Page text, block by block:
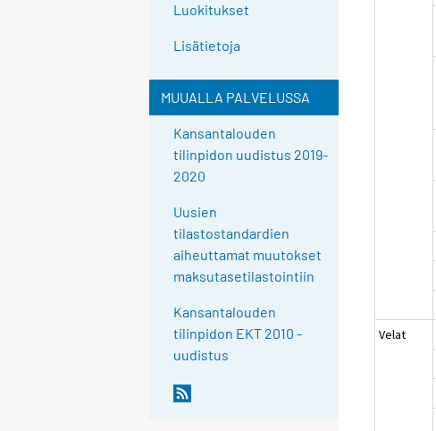
Luokitukset
Lisätietoja
MUUALLA PALVELUSSA
Kansantalouden
tilinpidon uudistus 2019-
2020
Uusien
tilastostandardien
aiheuttamat muutokset
maksutasetilastointiin
Kansantalouden
tilinpidon EKT 2010 -
uudistus
Velat